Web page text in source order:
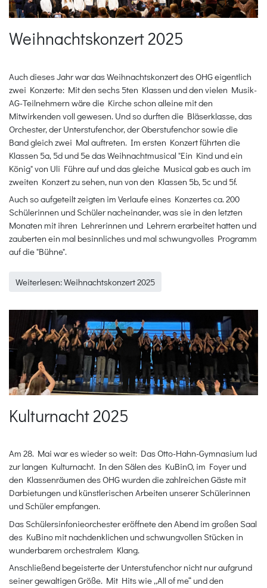
Weihnachtskonzert 2025
Auch dieses Jahr war das Weihnachtskonzert des OHG eigentlich
zwei Konzerte: Mit den sechs 5ten Klassen und den vielen Musik-
AG-Teilnehmern wäre die Kirche schon alleine mit den
Mitwirkenden voll gewesen. Und so durften die Bläserklasse, das
Orchester, der Unterstufenchor, der Oberstufenchor sowie die
Band gleich zwei Mal auftreten. Im ersten Konzert führten die
Klassen 5a, 5d und 5e das Weihnachtmusical "Ein Kind und ein
König" von Uli Führe auf und das gleiche Musical gab es auch im
zweiten Konzert zu sehen, nun von den Klassen 5b, 5c und 5f.
Auch so aufgeteilt zeigten im Verlaufe eines Konzertes ca. 200
Schülerinnen und Schüler nacheinander, was sie in den letzten
Monaten mit ihren Lehrerinnen und Lehrern erarbeitet hatten und
zauberten ein mal besinnliches und mal schwungvolles Programm
auf die "Bühne".
Weiterlesen: Weihnachtskonzert 2025
Kulturnacht 2025
Am 28. Mai war es wieder so weit: Das Otto-Hahn-Gymnasium lud
zur langen Kulturnacht. In den Sälen des KuBinO, im Foyer und
den Klassenräumen des OHG wurden die zahlreichen Gäste mit
Darbietungen und künstlerischen Arbeiten unserer Schülerinnen
und Schüler empfangen.
Das Schülersinfonieorchester eröffnete den Abend im großen Saal
des KuBino mit nachdenklichen und schwungvollen Stücken in
wunderbarem orchestralem Klang.
Anschließend begeisterte der Unterstufenchor nicht nur aufgrund
seiner gewaltigen Größe. Mit Hits wie „All of me“ und den